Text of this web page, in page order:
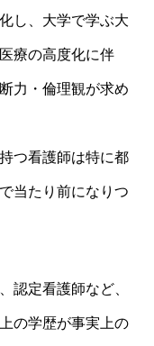
し、大学で学ぶ大
療の高度化に伴
力・倫理観が求め
つ看護師は特に都
当たり前になりつ
認定看護師など、
の学歴が事実上の